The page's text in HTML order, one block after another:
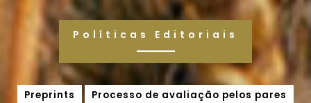
Políticas Editoriais
Preprints
Processo de avaliação pelos pares